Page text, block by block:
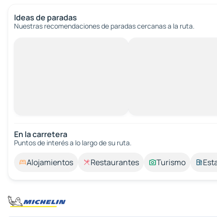
Ideas de paradas
Nuestras recomendaciones de paradas cercanas a la ruta.
En la carretera
Puntos de interés a lo largo de su ruta.
Alojamientos Restaurantes Turismo